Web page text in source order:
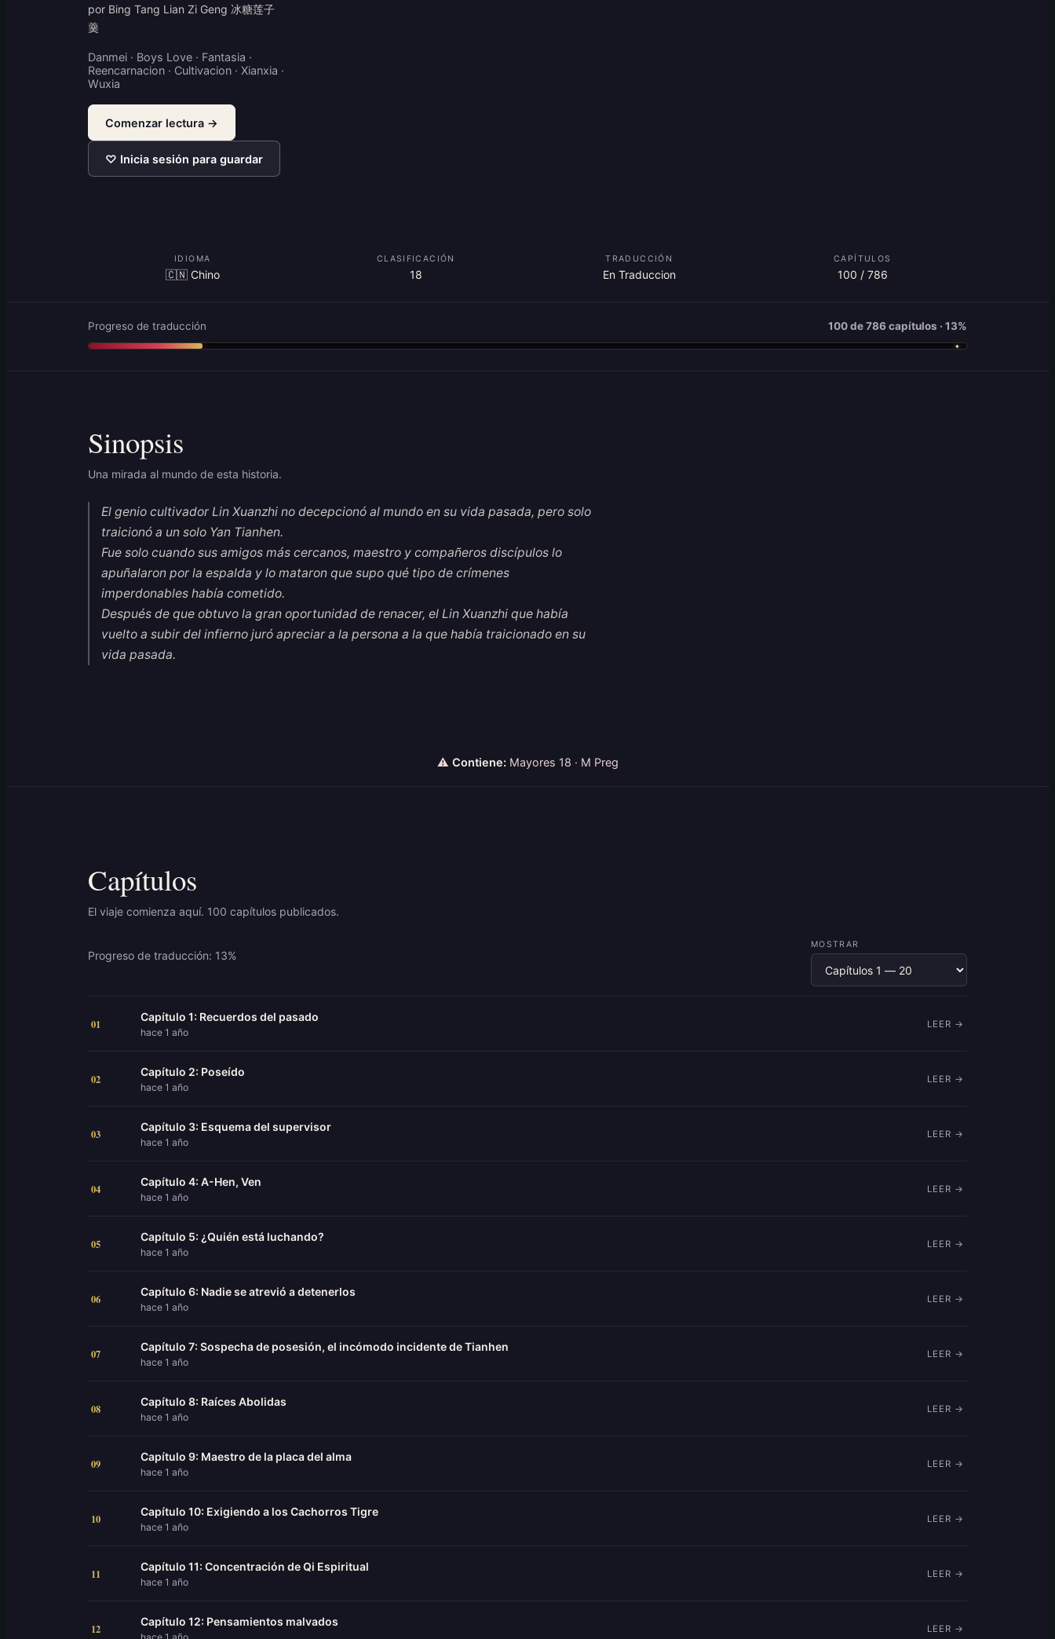
por Bing Tang Lian Zi Geng 冰糖莲子
羹
Danmei · Boys Love · Fantasia ·
Reencarnacion · Cultivacion · Xianxia ·
Wuxia
Comenzar lectura →
♡ Inicia sesión para guardar
IDIOMA
🇨🇳 Chino
CLASIFICACIÓN
18
TRADUCCIÓN
En Traduccion
CAPÍTULOS
100 / 786
Progreso de traducción 100 de 786 capítulos · 13%
Sinopsis
Una mirada al mundo de esta historia.
El genio cultivador Lin Xuanzhi no decepcionó al mundo en su vida pasada, pero solo
traicionó a un solo Yan Tianhen.
Fue solo cuando sus amigos más cercanos, maestro y compañeros discípulos lo
apuñalaron por la espalda y lo mataron que supo qué tipo de crímenes
imperdonables había cometido.
Después de que obtuvo la gran oportunidad de renacer, el Lin Xuanzhi que había
vuelto a subir del infierno juró apreciar a la persona a la que había traicionado en su
vida pasada.
⚠ Contiene: Mayores 18 · M Preg
Capítulos
El viaje comienza aquí. 100 capítulos publicados.
Progreso de traducción: 13%
MOSTRAR
01
Capítulo 1: Recuerdos del pasado
hace 1 año
LEER →
02
Capítulo 2: Poseído
hace 1 año
LEER →
03
Capítulo 3: Esquema del supervisor
hace 1 año
LEER →
04
Capítulo 4: A-Hen, Ven
hace 1 año
LEER →
05
Capítulo 5: ¿Quién está luchando?
hace 1 año
LEER →
06
Capítulo 6: Nadie se atrevió a detenerlos
hace 1 año
LEER →
07
Capítulo 7: Sospecha de posesión, el incómodo incidente de Tianhen
hace 1 año
LEER →
08
Capítulo 8: Raíces Abolidas
hace 1 año
LEER →
09
Capítulo 9: Maestro de la placa del alma
hace 1 año
LEER →
10
Capítulo 10: Exigiendo a los Cachorros Tigre
hace 1 año
LEER →
11
Capítulo 11: Concentración de Qi Espiritual
hace 1 año
LEER →
12
Capítulo 12: Pensamientos malvados
hace 1 año
LEER →